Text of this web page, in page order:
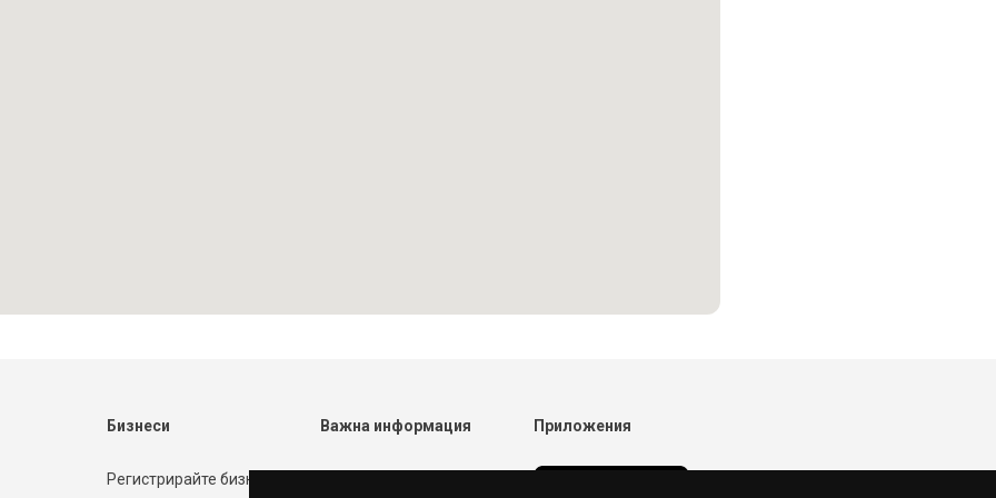
Бизнеси
Регистрирайте бизнеса
Важна информация Приложения